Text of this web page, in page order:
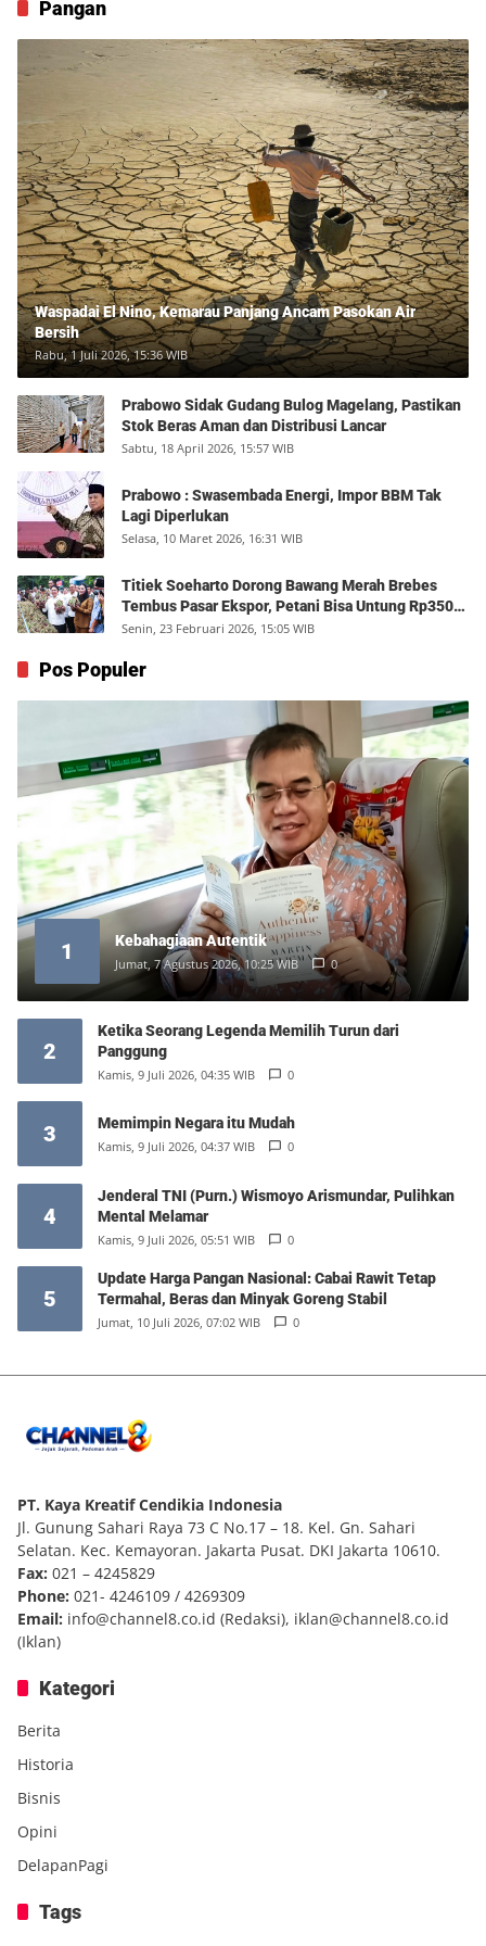
Pangan
Waspadai El Nino, Kemarau Panjang Ancam Pasokan Air
Bersih
Rabu, 1 Juli 2026, 15:36 WIB
Prabowo Sidak Gudang Bulog Magelang, Pastikan
Stok Beras Aman dan Distribusi Lancar
Sabtu, 18 April 2026, 15:57 WIB
Prabowo : Swasembada Energi, Impor BBM Tak
Lagi Diperlukan
Selasa, 10 Maret 2026, 16:31 WIB
Titiek Soeharto Dorong Bawang Merah Brebes
Tembus Pasar Ekspor, Petani Bisa Untung Rp350
Juta per Hektare
Senin, 23 Februari 2026, 15:05 WIB
Pos Populer
1 Kebahagiaan Autentik
Jumat, 7 Agustus 2026, 10:25 WIB 0
2
Ketika Seorang Legenda Memilih Turun dari
Panggung
Kamis, 9 Juli 2026, 04:35 WIB 0
3 Memimpin Negara itu Mudah
Kamis, 9 Juli 2026, 04:37 WIB 0
4
Jenderal TNI (Purn.) Wismoyo Arismundar, Pulihkan
Mental Melamar
Kamis, 9 Juli 2026, 05:51 WIB 0
5
Update Harga Pangan Nasional: Cabai Rawit Tetap
Termahal, Beras dan Minyak Goreng Stabil
Jumat, 10 Juli 2026, 07:02 WIB 0
PT. Kaya Kreatif Cendikia Indonesia
Jl. Gunung Sahari Raya 73 C No.17 – 18. Kel. Gn. Sahari
Selatan. Kec. Kemayoran. Jakarta Pusat. DKI Jakarta 10610.
Fax: 021 – 4245829
Phone: 021- 4246109 / 4269309
Email: info@channel8.co.id (Redaksi), iklan@channel8.co.id
(Iklan)
Kategori
Berita
Historia
Bisnis
Opini
DelapanPagi
Tags